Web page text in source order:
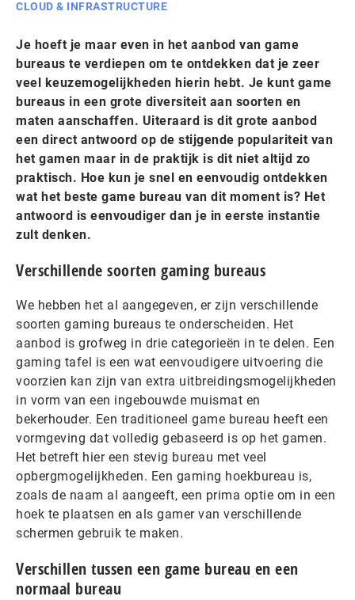
CLOUD & INFRASTRUCTURE
Je hoeft je maar even in het aanbod van game
bureaus te verdiepen om te ontdekken dat je zeer
veel keuzemogelijkheden hierin hebt. Je kunt game
bureaus in een grote diversiteit aan soorten en
maten aanschaffen. Uiteraard is dit grote aanbod
een direct antwoord op de stijgende populariteit van
het gamen maar in de praktijk is dit niet altijd zo
praktisch. Hoe kun je snel en eenvoudig ontdekken
wat het beste game bureau van dit moment is? Het
antwoord is eenvoudiger dan je in eerste instantie
zult denken.
Verschillende soorten gaming bureaus
We hebben het al aangegeven, er zijn verschillende
soorten gaming bureaus te onderscheiden. Het
aanbod is grofweg in drie categorieën in te delen. Een
gaming tafel is een wat eenvoudigere uitvoering die
voorzien kan zijn van extra uitbreidingsmogelijkheden
in vorm van een ingebouwde muismat en
bekerhouder. Een traditioneel game bureau heeft een
vormgeving dat volledig gebaseerd is op het gamen.
Het betreft hier een stevig bureau met veel
opbergmogelijkheden. Een gaming hoekbureau is,
zoals de naam al aangeeft, een prima optie om in een
hoek te plaatsen en als gamer van verschillende
schermen gebruik te maken.
Verschillen tussen een game bureau en een
normaal bureau